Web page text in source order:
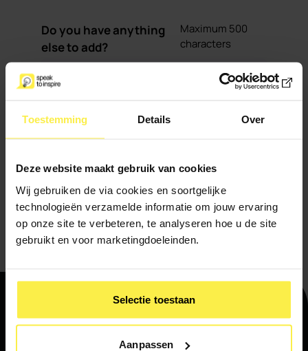
Toestemming Details Over
Deze website maakt gebruik van cookies
Wij gebruiken de via cookies en soortgelijke
technologieën verzamelde informatie om jouw ervaring
op onze site te verbeteren, te analyseren hoe u de site
gebruikt en voor marketingdoeleinden.
Selectie toestaan
Aanpassen
Do you have anything
else to add?
Maximum 500
characters
I sign up for the newsletter
Send